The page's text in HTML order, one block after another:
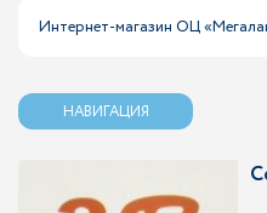
Интернет-магазин ОЦ
НАВИГАЦИЯ